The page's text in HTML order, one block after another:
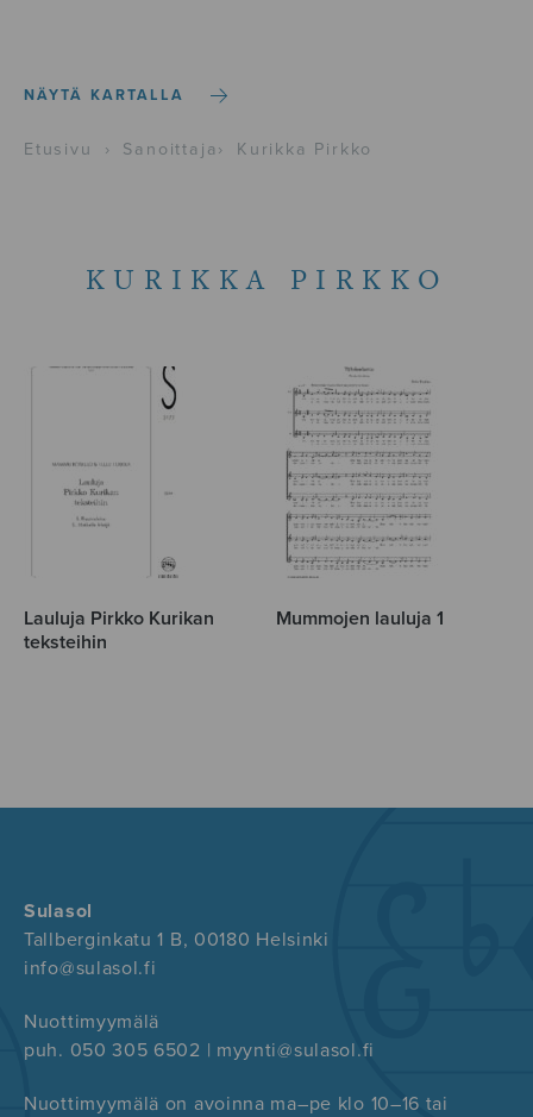
NÄYTÄ KARTALLA
Etusivu › Sanoittaja › Kurikka Pirkko
KURIKKA PIRKKO
Lauluja Pirkko Kurikan
teksteihin
Mummojen lauluja 1
Sulasol
Tallberginkatu 1 B, 00180 Helsinki
info@sulasol.fi
Nuottimyymälä
puh. 050 305 6502 | myynti@sulasol.fi
Nuottimyymälä on avoinna ma–pe klo 10–16 tai